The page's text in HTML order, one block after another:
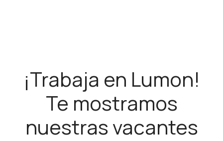
¡Trabaja en Lumon!
Te mostramos
nuestras vacantes